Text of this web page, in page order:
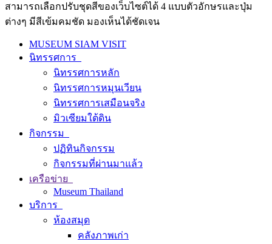
สามารถเลือกปรับชุดสีของเว็บไซต์ได้ 4 แบบตัวอักษรและปุ่ม
ต่างๆ มีสีเข้มคมชัด มองเห็นได้ชัดเจน
MUSEUM SIAM VISIT
นิทรรศการ
นิทรรศการหลัก
นิทรรศการหมุนเวียน
นิทรรศการเสมือนจริง
มิวเซียมใต้ดิน
กิจกรรม
ปฏิทินกิจกรรม
กิจกรรมที่ผ่านมาแล้ว
เครือข่าย
Museum Thailand
บริการ
ห้องสมุด
คลังภาพเก่า